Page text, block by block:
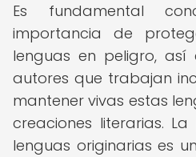
Es fundamental
importancia de
lenguas en peligro,
autores que trabajan
mantener vivas estas
creaciones literarias.
lenguas originarias es